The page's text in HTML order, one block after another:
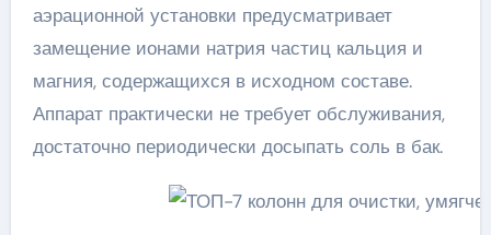
аэрационной установки предусматривает
замещение ионами натрия частиц кальция и
магния, содержащихся в исходном составе.
Аппарат практически не требует обслуживания,
достаточно периодически досыпать соль в бак.